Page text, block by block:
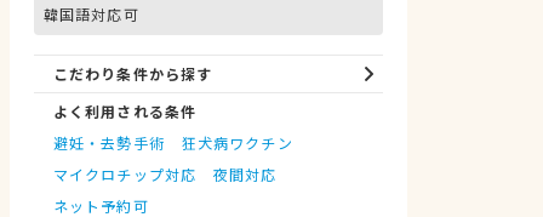
韓国語対応可
こだわり条件から探す
よく利用される条件
避妊・去勢手術
狂犬病ワクチン
マイクロチップ対応
夜間対応
ネット予約可